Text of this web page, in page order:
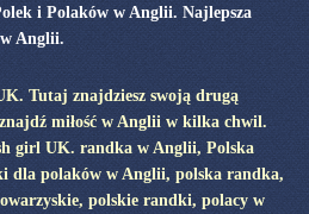
i Polaków w Anglii. Najlepsza
Anglii.
Tutaj znajdziesz swoją drugą
znajdź miłość w Anglii w kilka chwil.
girl UK. randka w Anglii, Polska
dla polaków w Anglii, polska randka,
polskie randki, polacy w